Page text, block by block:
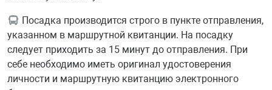
Посадка производится строго в пункте отправления,
указанном в маршрутной квитанции. На посадку
следует приходить за 15 минут до отправления. При
себе необходимо иметь оригинал удостоверения
личности и маршрутную квитанцию электронного